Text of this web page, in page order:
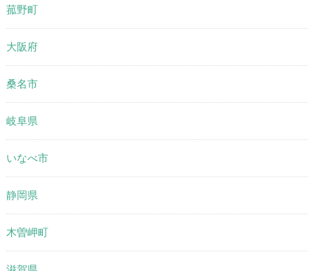
菰野町
大阪府
桑名市
岐阜県
いなべ市
静岡県
木曽岬町